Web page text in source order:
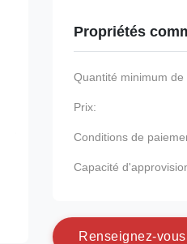
Propriétés
Quantité minimum
Prix:
Conditions de
Capacité
Renseignez-vous